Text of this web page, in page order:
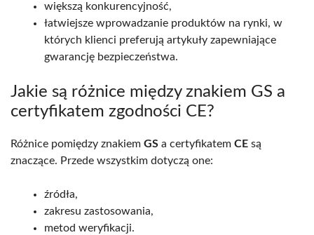
większą konkurencyjność,
łatwiejsze wprowadzanie produktów na rynki, w
których klienci preferują artykuły zapewniające
gwarancję bezpieczeństwa.
Jakie są różnice między znakiem GS a
certyfikatem zgodności CE?
Różnice pomiędzy znakiem GS a certyfikatem CE są
znaczące. Przede wszystkim dotyczą one:
źródła,
zakresu zastosowania,
metod weryfikacji.